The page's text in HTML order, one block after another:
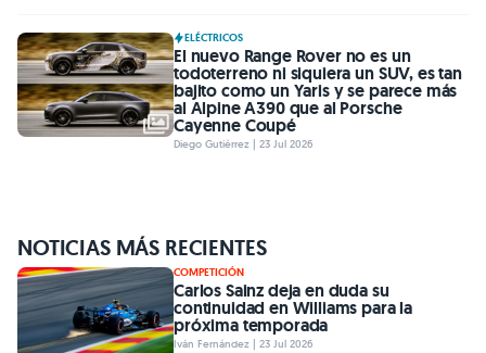
ELÉCTRICOS
El nuevo Range Rover no es un
todoterreno ni siquiera un SUV, es tan
bajito como un Yaris y se parece más
al Alpine A390 que al Porsche
Cayenne Coupé
Diego Gutiérrez | 23 Jul 2026
NOTICIAS MÁS RECIENTES
COMPETICIÓN
Carlos Sainz deja en duda su
continuidad en Williams para la
próxima temporada
Iván Fernández | 23 Jul 2026